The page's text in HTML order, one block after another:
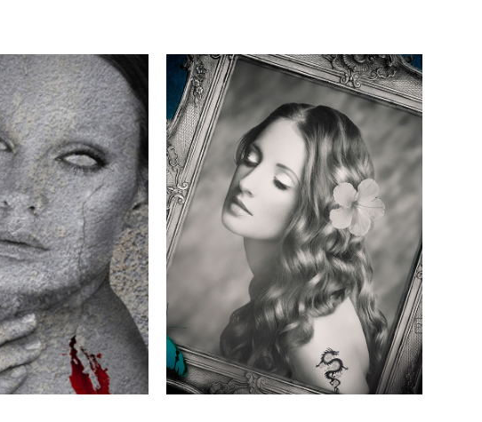
STATUE
2013
PORTRAIT VINTAGE
2016